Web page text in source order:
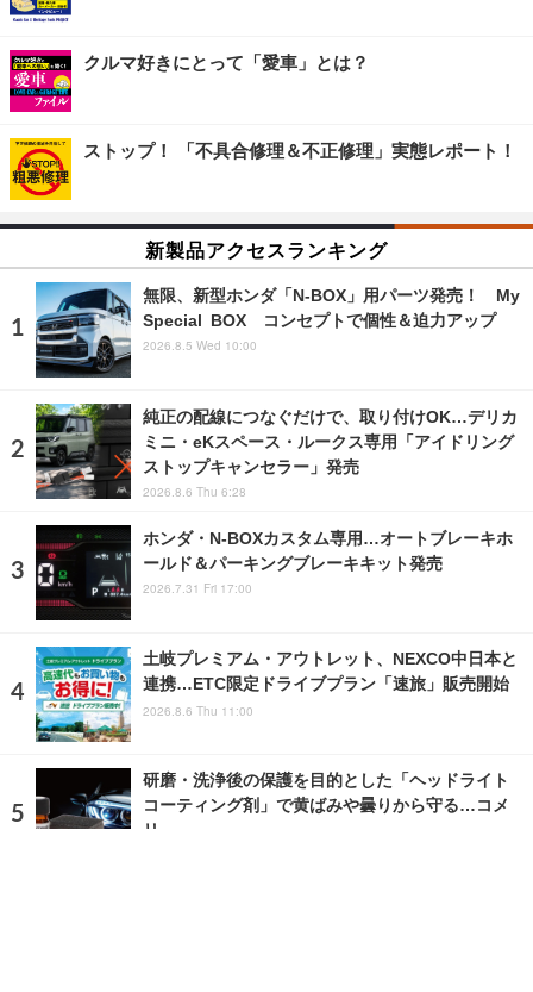
クルマ好きにとって「愛車」とは？
ストップ！ 「不具合修理＆不正修理」実態レポート！
新製品アクセスランキング
無限、新型ホンダ「N-BOX」用パーツ発売！ My
Special BOX コンセプトで個性＆迫力アップ
2026.8.5 Wed 10:00
純正の配線につなぐだけで、取り付けOK…デリカ
ミニ・eKスペース・ルークス専用「アイドリング
ストップキャンセラー」発売
2026.8.6 Thu 6:28
ホンダ・N-BOXカスタム専用…オートブレーキホ
ールド＆パーキングブレーキキット発売
2026.7.31 Fri 17:00
土岐プレミアム・アウトレット、NEXCO中日本と
連携…ETC限定ドライブプラン「速旅」販売開始
2026.8.6 Thu 11:00
研磨・洗浄後の保護を目的とした「ヘッドライト
コーティング剤」で黄ばみや曇りから守る…コメ
リ